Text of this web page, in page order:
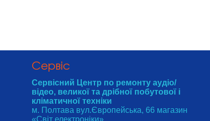
Cервіс
Сервісний Центр по ремонту аудіо/
відео, великої та дрібної побутової і
кліматичної техніки
м. Полтава вул.Європейська, 66 магазин
«Світ електроніки»